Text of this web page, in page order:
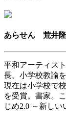
あらせん 荒井
平和アーティス
長。小学校教諭
現在は小学校で
を受賞。書家。
じめ2.0 ～新しい